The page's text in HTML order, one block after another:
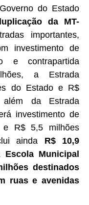
do Estado
da MT-
importantes,
investimento de
e contrapartida
a Estrada
do Estado e R$
da Estrada
investimento de
e R$ 5,5 milhões
ainda R$ 10,9
Municipal
destinados
ruas e avenidas